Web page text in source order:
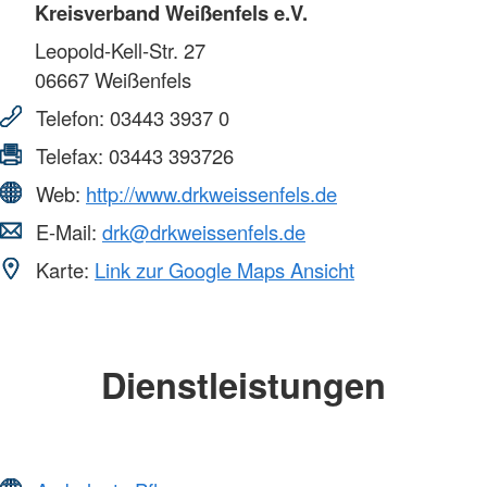
Kreisverband Weißenfels e.V.
Leopold-Kell-Str. 27
06667Weißenfels
Telefon: 03443 3937 0
Telefax: 03443 393726
Web: http://www.drkweissenfels.de
E-Mail: drk@drkweissenfels.de
Karte: Link zur Google Maps Ansicht
Dienstleistungen